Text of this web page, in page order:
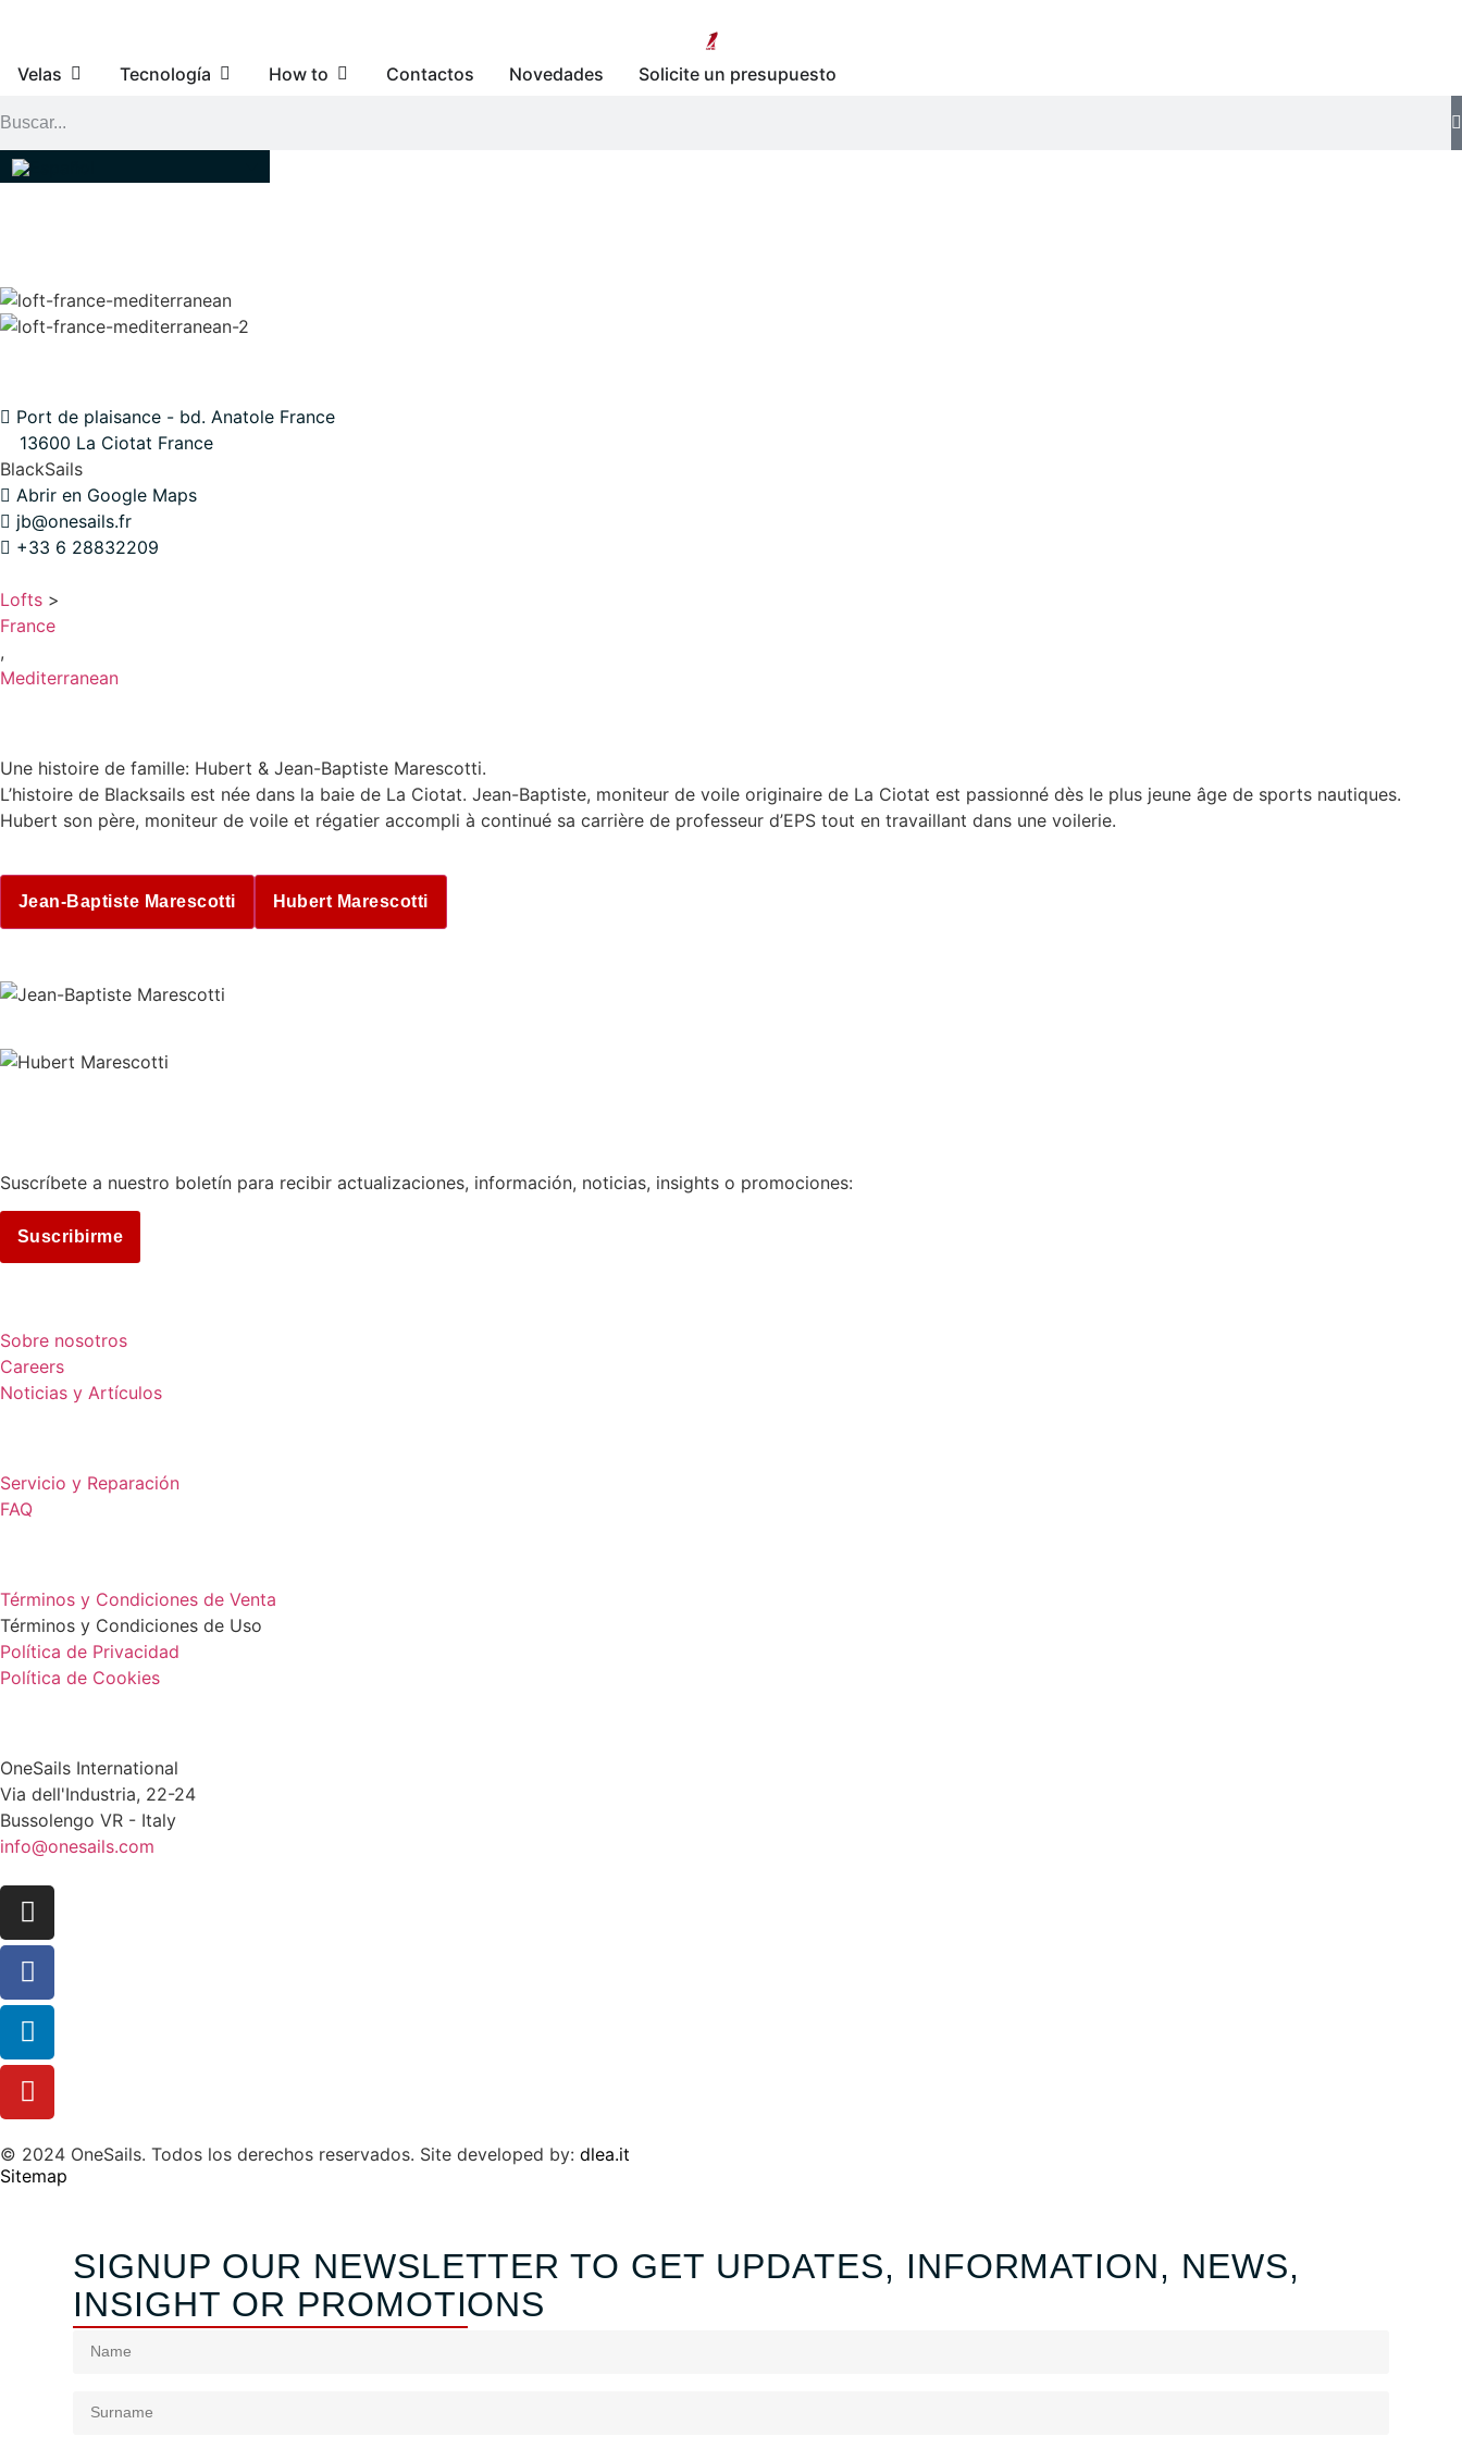
Velas Tecnología How to Contactos Novedades Solicite un presupuesto
Port de plaisance - bd. Anatole France
13600 La Ciotat France
BlackSails
Abrir en Google Maps
jb@onesails.fr
+33 6 28832209
Lofts >
France
,
Mediterranean
Une histoire de famille: Hubert & Jean-Baptiste Marescotti.
L’histoire de Blacksails est née dans la baie de La Ciotat. Jean-Baptiste, moniteur de voile originaire de La Ciotat est passionné dès le plus jeune âge de sports nautiques.
​Hubert son père, moniteur de voile et régatier accompli à continué sa carrière de professeur d’EPS tout en travaillant dans une voilerie.
Jean-Baptiste Marescotti Hubert Marescotti
Suscríbete a nuestro boletín para recibir actualizaciones, información, noticias, insights o promociones:
Suscribirme
Sobre nosotros
Careers
Noticias y Artículos
Servicio y Reparación
FAQ
Términos y Condiciones de Venta
Términos y Condiciones de Uso
Política de Privacidad
Política de Cookies
OneSails International
Via dell'Industria, 22-24
Bussolengo VR - Italy
info@onesails.com
© 2024 OneSails. Todos los derechos reservados. Site developed by: dlea.it
Sitemap
SIGNUP OUR NEWSLETTER TO GET UPDATES, INFORMATION, NEWS,
INSIGHT OR PROMOTIONS